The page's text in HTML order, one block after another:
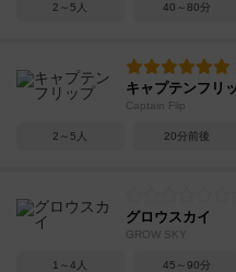
2～5人 40～80分
キャプテンフリ
Captain Flip
2～5人 20分前後
グロウスカイ
GROW SKY
1～4人 45～90分